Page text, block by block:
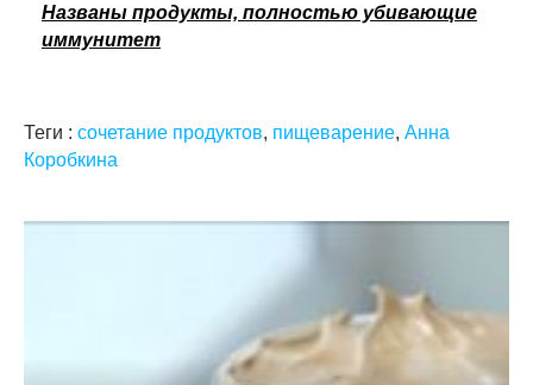
Названы продукты, полностью убивающие
иммунитет
Теги : сочетание продуктов, пищеварение, Анна
Коробкина